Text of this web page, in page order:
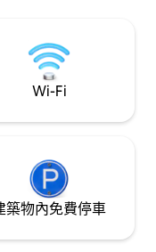
Wi-Fi
築物內免費停車